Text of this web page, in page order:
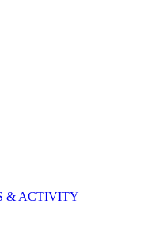
& ACTIVITY